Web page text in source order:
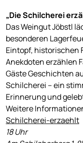
„Die Schilcherei
Das Weingut Jöbstl
besonderen
Eintopf, historischen
Anekdoten erzählen
Gäste Geschichten
Schilcherei – ein
Erinnerung und
Weitere
Schilcherei-erzaehlt
18 Uhr